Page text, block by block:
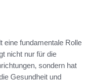
eine fundamentale Rolle
nicht nur für die
sondern hat
Gesundheit und